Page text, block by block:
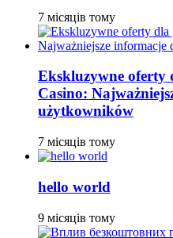
7 місяців тому
Ekskluzywne oferty
Casino:
użytkowników
7 місяців тому
hello world
9 місяців тому